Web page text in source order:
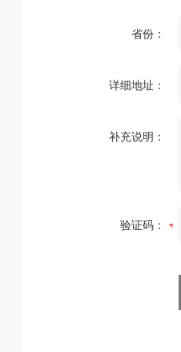
省份：
详细地址：
补充说明：
验证码：